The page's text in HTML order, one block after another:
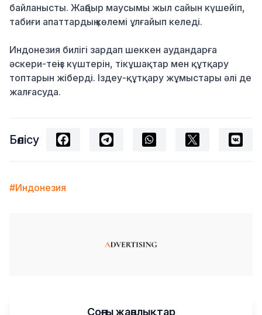
байланысты. Жаңбыр маусымы жыл сайын күшейіп,
табиғи апаттардың көлемі ұлғайып келеді.
Индонезия билігі зардап шеккен аудандарға
әскери-теңіз күштерін, тікұшақтар мен құтқару
топтарын жіберді. Іздеу-құтқару жұмыстары әлі де
жалғасуда.
Бөлісу
#Индонезия
Соңғы жаңалықтар